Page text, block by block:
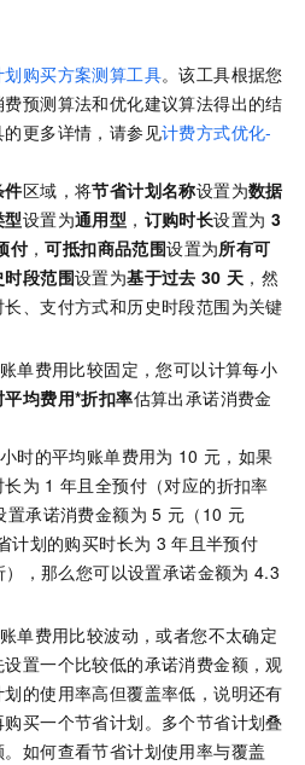
划购买方案测算工具。该工具根据您
预测算法和优化建议算法得出的结
更多详情，请参见计费方式优化-
件区域，将节省计划名称设置为数据
设置为通用型 ， 订购时长设置为 3
付，可抵扣商品范围设置为所有可
时段范围设置为基于过去 30 天 ，然
长、支付方式和历史时段范围为关键
单费用比较固定，您可以计算每小
平均费用*折扣率估算出承诺消费金
时的平均账单费用为 10 元，如果
为 1 年且全预付（对应的折扣率
置承诺消费金额为 5 元（10 元
计划的购买时长为 3 年且半预付
），那么您可以设置承诺金额为 4.3
单费用比较波动，或者您不太确定
置一个比较低的承诺消费金额，观
的使用率高但覆盖率低，说明还有
买一个节省计划。多个节省计划叠
如何查看节省计划使用率与覆盖